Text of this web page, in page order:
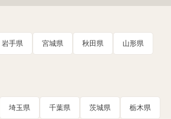
岩手県 宮城県 秋田県 山形県
埼玉県 千葉県 茨城県 栃木県